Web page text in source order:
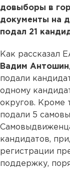
довыборы в
документы на
подал 21
Как рассказал
Вадим Антошин
подали
одному
округов. Кроме
подали 5
кандидатов,
регистрации
поддержку,